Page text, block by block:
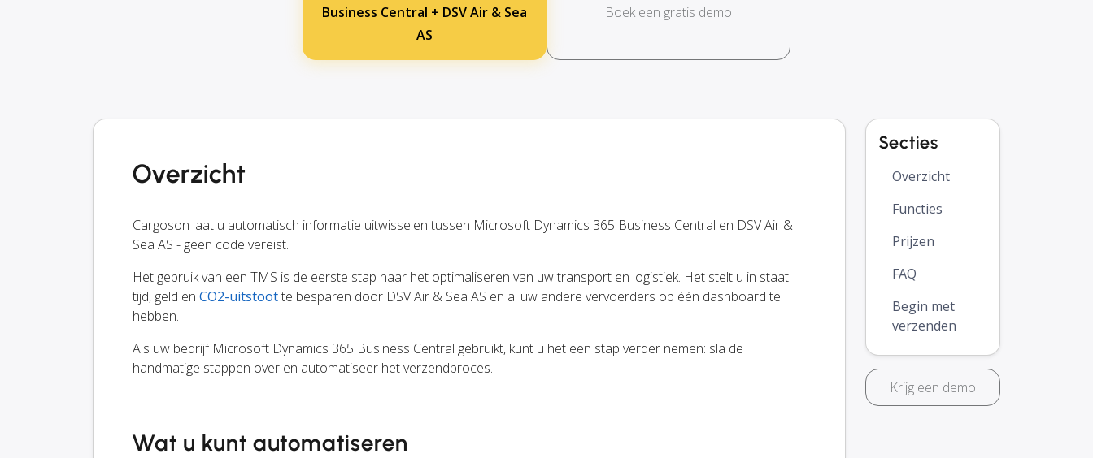
Business Central + DSV Air & Sea
AS
Boek een gratis demo
Overzicht
Cargoson laat u automatisch informatie uitwisselen tussen Microsoft Dynamics 365 Business Central en DSV Air &
Sea AS - geen code vereist.
Het gebruik van een TMS is de eerste stap naar het optimaliseren van uw transport en logistiek. Het stelt u in staat
tijd, geld en CO2-uitstootte besparen door DSV Air & Sea AS en al uw andere vervoerders op één dashboard te
hebben.
Als uw bedrijf Microsoft Dynamics 365 Business Central gebruikt, kunt u het een stap verder nemen: sla de
handmatige stappen over en automatiseer het verzendproces.
Wat u kunt automatiseren
Secties
Overzicht
Functies
Prijzen
FAQ
Begin met
verzenden
Krijg een demo